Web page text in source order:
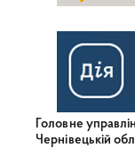
Головне
Чернівецькій